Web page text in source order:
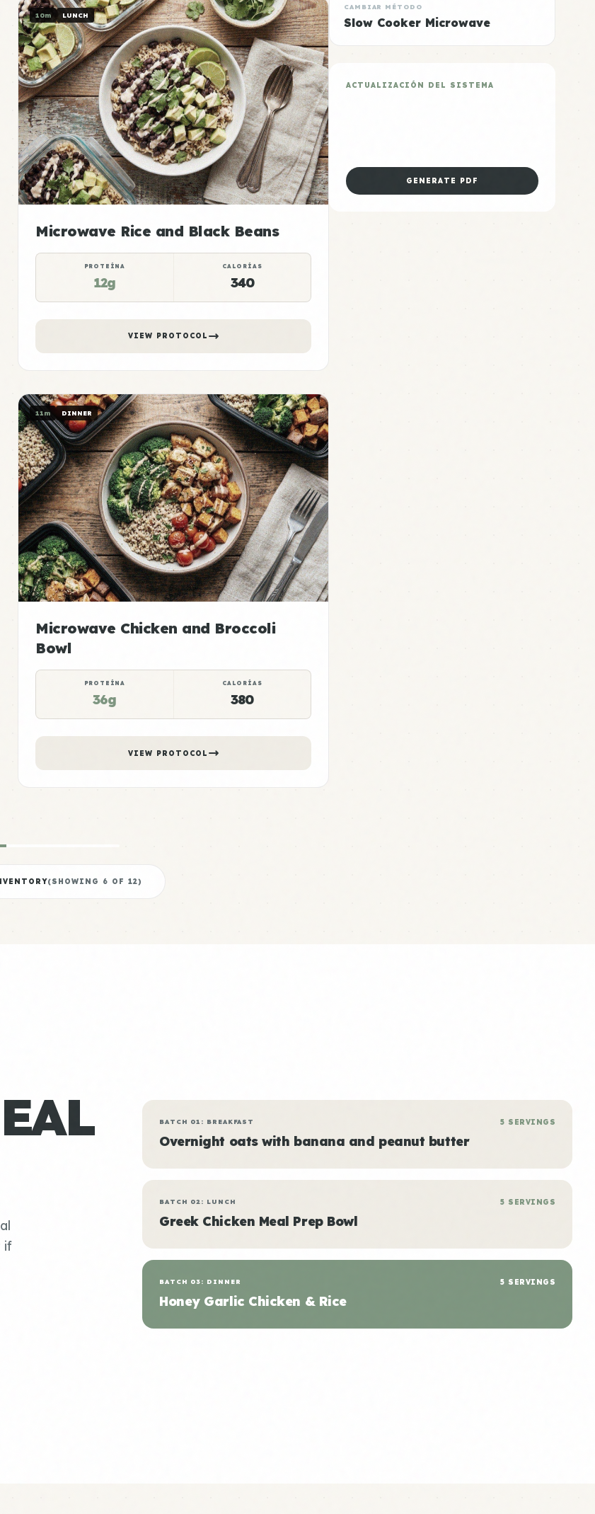
10m LUNCH
Microwave Rice and Black Beans
PROTEÍNA
12g
CALORÍAS
340
VIEW PROTOCOL
11m DINNER
Microwave Chicken and Broccoli
Bowl
PROTEÍNA
36g
CALORÍAS
380
VIEW PROTOCOL
(SHOWING 6 OF 12)
CAMBIAR MÉTODO
Slow Cooker Microwave
ACTUALIZACIÓN DEL SISTEMA
GENERATE PDF
if
BATCH 01: BREAKFAST
Overnight oats with banana and peanut butter
5 SERVINGS
BATCH 02: LUNCH
Greek Chicken Meal Prep Bowl
5 SERVINGS
BATCH 03: DINNER
Honey Garlic Chicken & Rice
5 SERVINGS